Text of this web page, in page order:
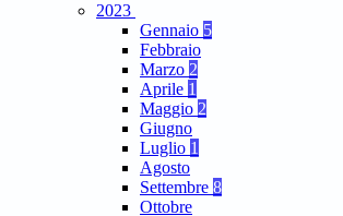
2023
Gennaio 5
Febbraio
Marzo 2
Aprile 1
Maggio 2
Giugno
Luglio 1
Agosto
Settembre 8
Ottobre